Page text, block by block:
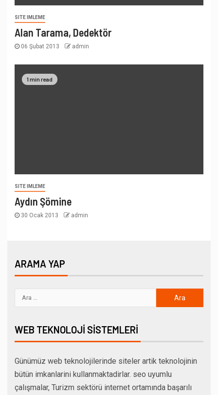
SITE IMLEME
Alan Tarama, Dedektör
06 Şubat 2013 admin
1 min read
SITE IMLEME
Aydın Şömine
30 Ocak 2013 admin
ARAMA YAP
WEB TEKNOLOJI SISTEMLERI
Günümüz web teknolojilerinde siteler artik teknolojinin
bütün imkanlarini kullanmaktadirlar. seo uyumlu
çalışmalar, Turizm sektörü internet ortamında başarılı